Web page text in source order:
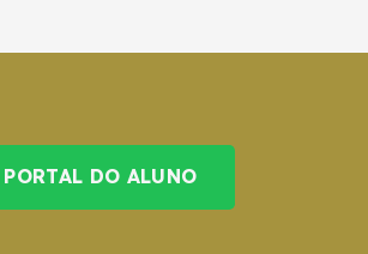
PORTAL DO ALUNO